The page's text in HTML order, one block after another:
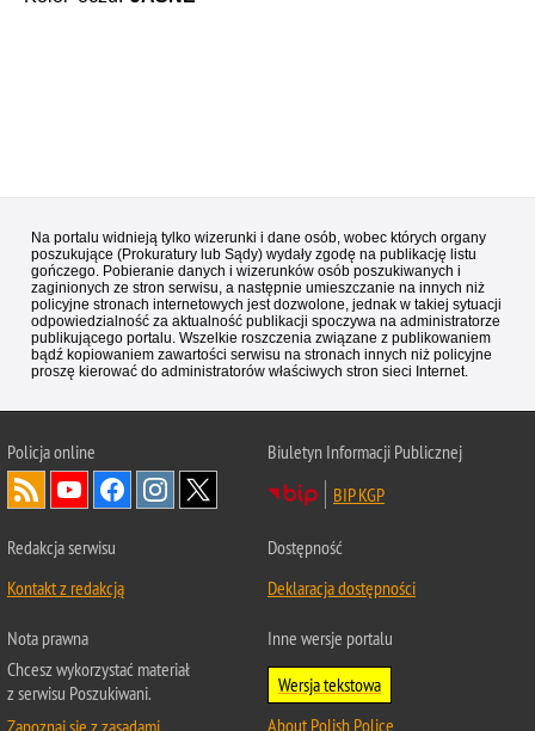
Na portalu widnieją tylko wizerunki i dane osób, wobec których organy
poszukujące (Prokuratury lub Sądy) wydały zgodę na publikację listu
gończego. Pobieranie danych i wizerunków osób poszukiwanych i
zaginionych ze stron serwisu, a następnie umieszczanie na innych niż
policyjne stronach internetowych jest dozwolone, jednak w takiej sytuacji
odpowiedzialność za aktualność publikacji spoczywa na administratorze
publikującego portalu. Wszelkie roszczenia związane z publikowaniem
bądź kopiowaniem zawartości serwisu na stronach innych niż policyjne
proszę kierować do administratorów właściwych stron sieci Internet.
Policjaonline
Biuletyn Informacji Publicznej
BIP KGP
Redakcja serwisu
Kontakt z redakcją
Dostępność
Deklaracja dostępności
Nota prawna
Chcesz wykorzystać materiał
z serwisu Poszukiwani.
Inne wersje portalu
Wersja tekstowa
About Polish Police